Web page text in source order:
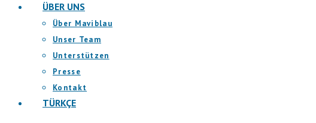
ÜBER UNS
Über Maviblau
Unser Team
Unterstützen
Presse
Kontakt
TÜRKÇE